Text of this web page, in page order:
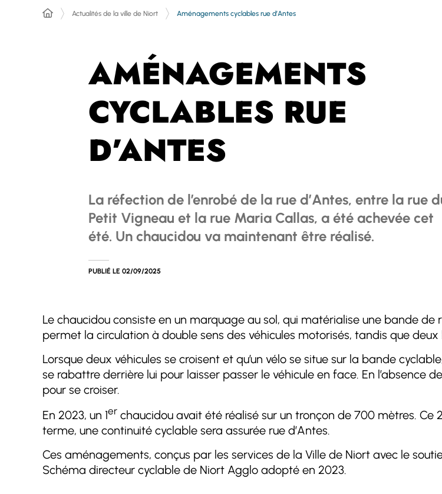
Actualités de la ville de Niort Aménagements cyclables rue d’Antes
AMÉNAGEMENTS
CYCLABLES RUE
D’ANTES
La réfection de l’enrobé de la rue d’Antes, entre la rue
Petit Vigneau et la rue Maria Callas, a été achevée cet
été. Un chaucidou va maintenant être réalisé.
PUBLIÉ LE 02/09/2025
Le chaucidou consiste en un marquage au sol, qui matérialise une bande
permet la circulation à double sens des véhicules motorisés, tandis que
Lorsque deux véhicules se croisent et qu’un vélo se situe sur la bande
se rabattre derrière lui pour laisser passer le véhicule en face. En l’absence
pour se croiser.
En 2023, un 1er chaucidou avait été réalisé sur un tronçon de 700 mètres. Ce 2
terme, une continuité cyclable sera assurée rue d’Antes.
Ces aménagements, conçus par les services de la Ville de Niort avec le
Schéma directeur cyclable de Niort Agglo adopté en 2023.